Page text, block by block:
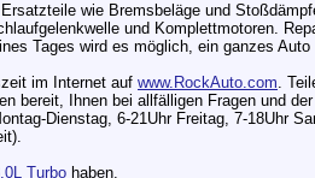
wie Bremsbeläge und
und Komplettmotoren.
Tages wird es möglich, ein ganzes
im Internet auf www.RockAuto.com.
bereit, Ihnen bei allfälligen Fragen und
Dienstag, 6-21Uhr Freitag, 7-18Uhr
Turbo haben.